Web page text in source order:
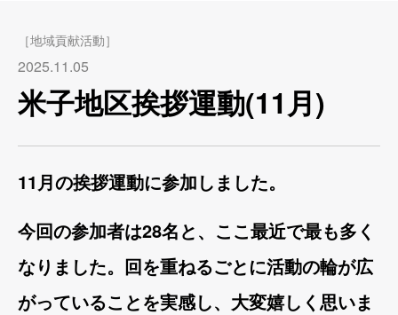
［地域貢献活動］
2025.11.05
米子地区挨拶運動(11月)
11月の挨拶運動に参加しました。
今回の参加者は28名と、ここ最近で最も多く
なりました。回を重ねるごとに活動の輪が広
がっていることを実感し、大変嬉しく思いま